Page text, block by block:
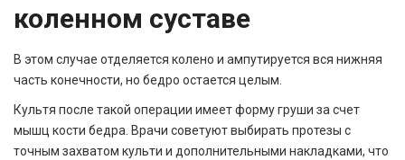
коленном суставе
В этом случае отделяется колено и ампутируется вся нижняя
часть конечности, но бедро остается целым.
Культя после такой операции имеет форму груши за счет
мышц кости бедра. Врачи советуют выбирать протезы с
точным захватом культи и дополнительными накладками, что